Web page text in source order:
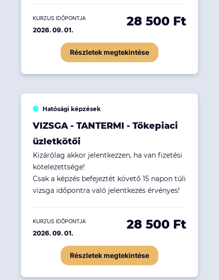
KURZUS IDŐPONTJA
2026. 09. 01.
28 500 Ft
Részletek megtekintése
Hatósági képzések
VIZSGA - TANTERMI - Tőkepiaci
üzletkötői
Kizárólag akkor jelentkezzen, ha van fizetési
kötelezettsége!
Csak a képzés befejeztét követő 15 napon túli
vizsga időpontra való jelentkezés érvényes!
KURZUS IDŐPONTJA
2026. 09. 01.
28 500 Ft
Részletek megtekintése